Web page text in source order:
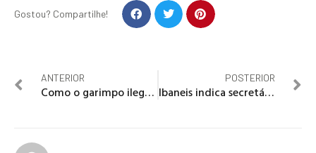
Gostou? Compartilhe!
ANTERIOR
Como o garimpo ilegal dominou o Rio Madeira e por que é tão difícil acabar com ele
POSTERIOR
Ibaneis indica secretário de Economia André Clemente para o TCDF